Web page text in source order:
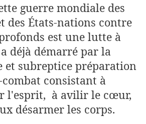
guerre mondiale des
des États-nations contre
est une lutte à
déjà démarré par la
et subreptice préparation
consistant à
l'esprit, à avilir le cœur,
désarmer les corps.